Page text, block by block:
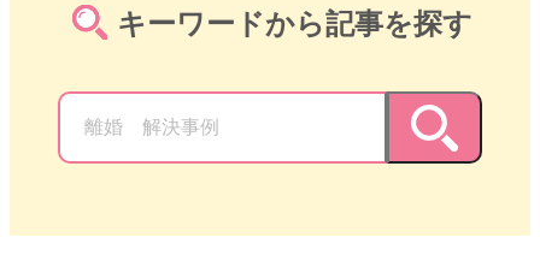
キーワードから記事を探す